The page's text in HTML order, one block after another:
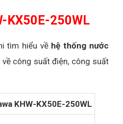
KX50E-250WL
tìm hiểu về hệ thống nước
công suất điện, công suất
KHW-KX50E-250WL